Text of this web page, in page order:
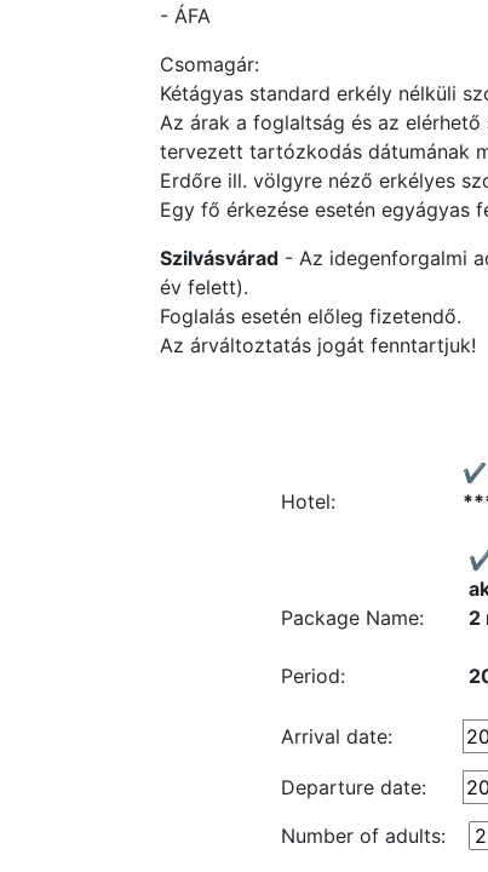
- ÁFA
Csomagár:
Kétágyas standard erkély nélküli
Az árak a foglaltság és az
tervezett tartózkodás dátumának
Erdőre ill. völgyre néző erkélyes
Egy fő érkezése esetén egyágyas
Szilvásvárad - Az idegenforgalmi
év felett).
Foglalás esetén előleg fizetendő.
Az árváltoztatás jogát fenntartjuk!
Hotel:
✔️
Package Name:
✔️
2
Period:
Arrival date:
Departure date:
Number of adults: